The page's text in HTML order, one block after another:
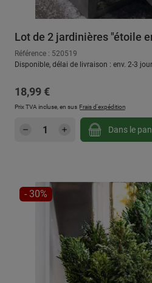
Lot de 2 jardinières "étoile
Référence : 520519
Disponible, délai de livraison : env. 2-3
Prix régulier :
18,99 €
Prix TVA incluse, en sus Frais d'expédition
Quantité de produit :
Dans le
RÉDUCTION
- 30%